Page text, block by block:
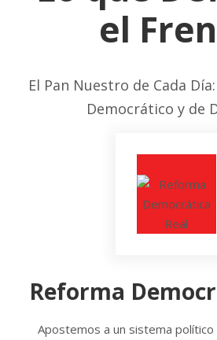
el
El Pan Nuestro de Cada
Democrático y de
Reforma
Apostemos a un sistema